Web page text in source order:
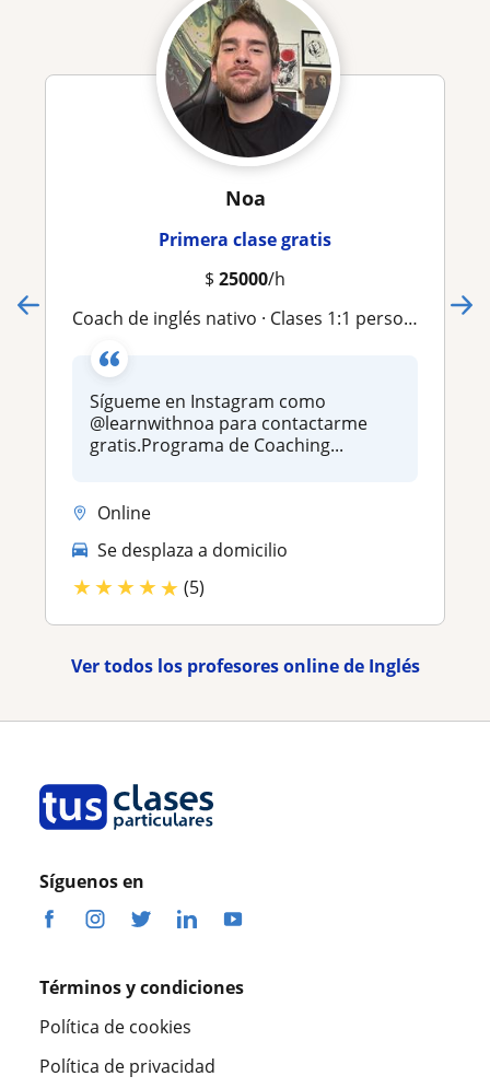
Noa
Primera clase gratis
$ 25000/h
Coach de inglés nativo · Clases 1:1 personalizadas · IELTS/TOEFL prep
Sígueme en Instagram como
@learnwithnoa para contactarme
gratis.Programa de Coaching...
Online
Se desplaza a domicilio
★★★★★ (5)
Ver todos los profesores online de Inglés
Síguenos en
Términos y condiciones
Política de cookies
Política de privacidad